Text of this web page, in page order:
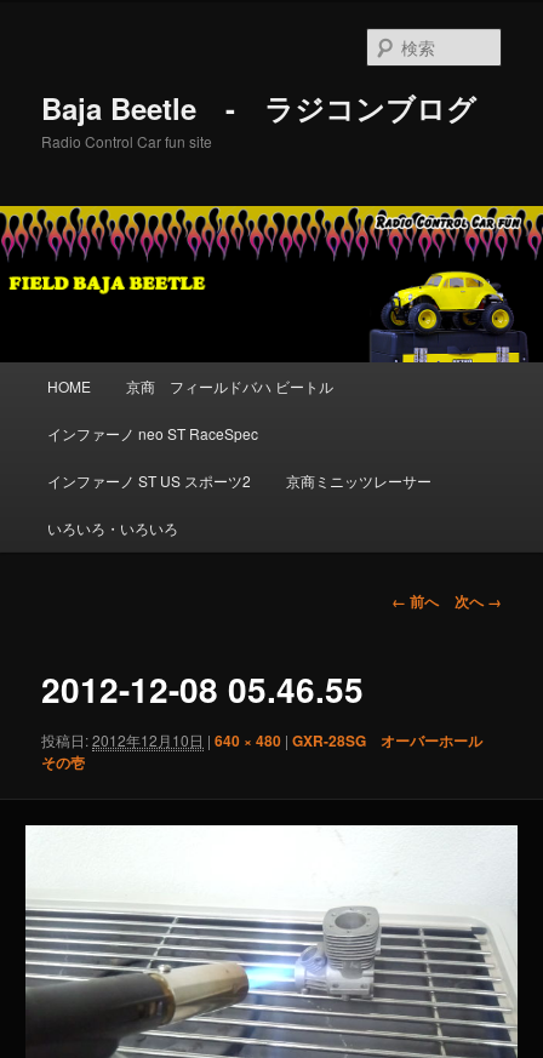
へ
移
動
Baja Beetle - ラジコンブログ
Radio Control Car fun site
索
HOME 京商 フィールドバハ ビートル
インファーノ neo ST RaceSpec
インファーノ ST US スポーツ2 京商ミニッツレーサー
いろいろ・いろいろ
画
ン
← 前へ 次へ →
2012-12-08 05.46.55
投稿日:2012年12月10日 |640 × 480 |GXR-28SG オーバーホール
その壱